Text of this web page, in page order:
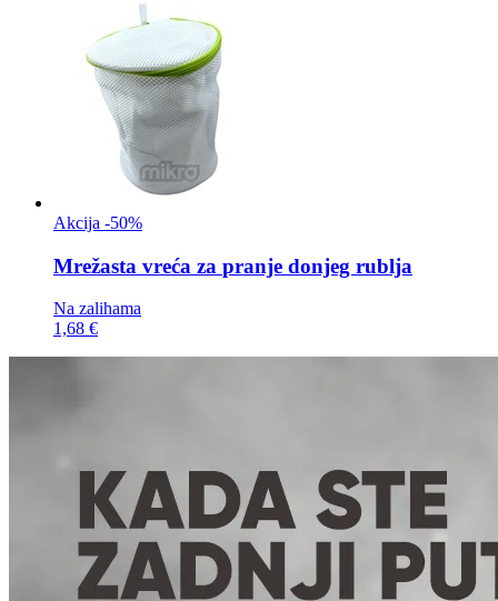
Akcija -50%
Mrežasta vreća za pranje donjeg rublja
Na zalihama
1,68 €